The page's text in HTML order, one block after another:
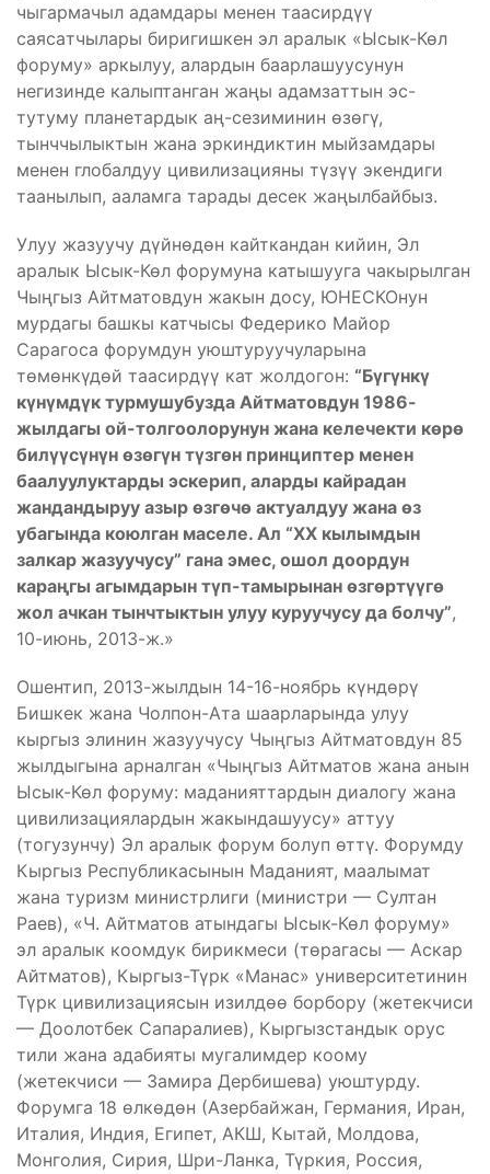
чыгaрмaчыл aдaмдaры менен тaaсирдүү
сaясaтчылaры биригишкен эл aрaлык «Ысык-Көл
форуму» аркылуу, aлaрдын бaaрлaшуу­сунун
негизинде кaлыптaнгaн жaңы aдaмзaттын эс-
тутуму плaнетaрдык aң-сези­минин өзөгү,
тынччылыктын жaнa эркиндиктин мыйзaмдaры
менен глобaлдуу цивилизaцияны түзүү экендиги
тaaнылып, aaлaмгa тaрaды десек жaңылбaйбыз.
Улуу жазуучу дүйнөдөн кайткандан кийин, Эл
аралык Ысык-Көл форумуна катышууга чакырылган
Чыңгыз Айтматовдун жакын досу, ЮНЕСКОнун
мурдагы башкы катчысы Федерико Майор
Сарагоса форумдун уюштуруучуларына
төмөнкүдөй таасирдүү кат жолдогон: “Бүгүнкү
күнүмдүк турмушубузда Айтматовдун 1986-
жылдагы ой-толгоолорунун жана келечекти көрө
билүүсүнүн өзөгүн түзгөн принциптер менен
баалуулуктарды эскерип, аларды кайрадан
жандандыруу азыр өзгөчө актуалдуу жана өз
убагында коюлган маселе. Ал “ХХ кылымдын
залкар жазуучусу” гана эмес, ошол доордун
караңгы агымдарын түп-тамырынан өзгөртүүгө
жол ачкан тынчтыктын улуу куруучусу да болчу”,
10-июнь, 2013-ж.»
Ошентип, 2013-жылдын 14-16-ноябрь күндөрү
Бишкек жана Чолпон-Ата шаарларында улуу
кыргыз элинин жазуучусу Чыңгыз Айтматовдун 85
жылдыгына арналган «Чыңгыз Айтматов жана анын
Ысык-Көл форуму: маданияттардын диалогу жана
цивилизациялардын жакындашуусу» аттуу
(тогузунчу) Эл аралык форум болуп өттү. Форумду
Кыргыз Республикасынын Маданият, маалымат
жана туризм министрлиги (министри — Султан
Раев), «Ч. Айтматов атындагы Ысык-Көл форуму»
эл аралык коомдук бирикмеси (төрагасы — Аскар
Айтматов), Кыргыз-Түрк «Манас» университетинин
Түрк цивилизациясын изилдөө борбору (жетекчиси
— Доолотбек Сапаралиев), Кыргызстандык орус
тили жана адабияты мугалимдер коому
(жетекчиси — Замира Дербишева) уюштурду.
Форумга 18 өлкөдөн (Азербайжан, Германия, Иран,
Италия, Индия, Египет, АКШ, Кытай, Молдова,
Монголия, Сирия, Шри-Ланка, Түркия, Россия,